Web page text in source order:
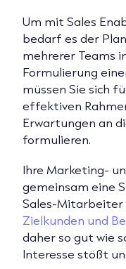
Um mit Sales
bedarf es der
mehrerer Teams
Formulierung
müssen Sie sich
effektiven
Erwartungen an
formulieren.
Ihre Marketing-
gemeinsam eine
Sales-Mitarbeiter
Zielkunden und
daher so gut wie
Interesse stößt